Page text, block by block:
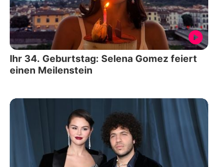
Ihr 34. Geburtstag: Selena Gomez feiert
einen Meilenstein